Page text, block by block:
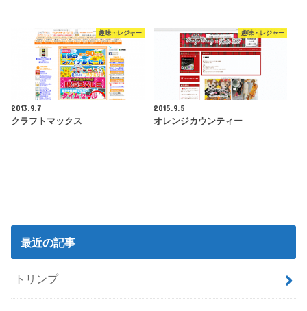
趣味・レジャー
2013.9.7
クラフトマックス
趣味・レジャー
2015.9.5
オレンジカウンティー
最近の記事
トリンプ